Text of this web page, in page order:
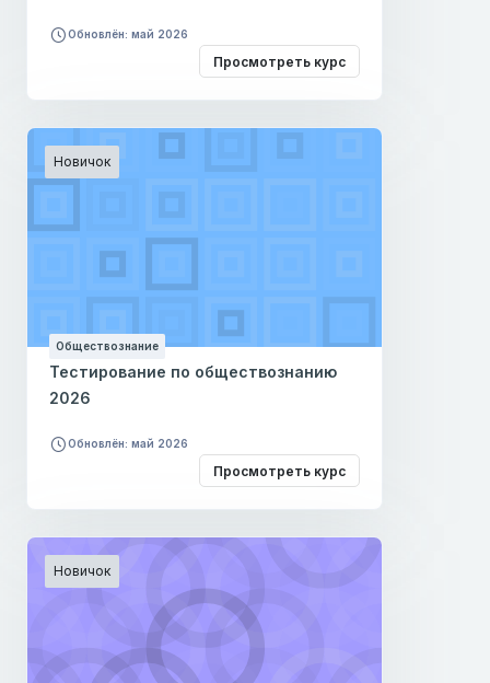
Обновлён: май 2026
Просмотреть курс
Новичок
Обществознание
Тестирование по обществознанию
2026
Обновлён: май 2026
Просмотреть курс
Новичок